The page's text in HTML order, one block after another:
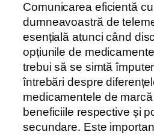
Comunicarea eficientă cu
dumneavoastră de
esențială atunci când
opțiunile de
trebui să se simtă
întrebări despre
medicamentele de
beneficiile respective și
secundare. Este